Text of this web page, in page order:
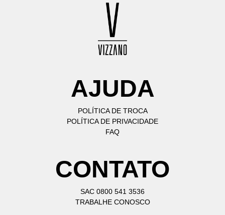
AJUDA
POLÍTICA DE TROCA
POLÍTICA DE PRIVACIDADE
FAQ
CONTATO
SAC 0800 541 3536
TRABALHE CONOSCO